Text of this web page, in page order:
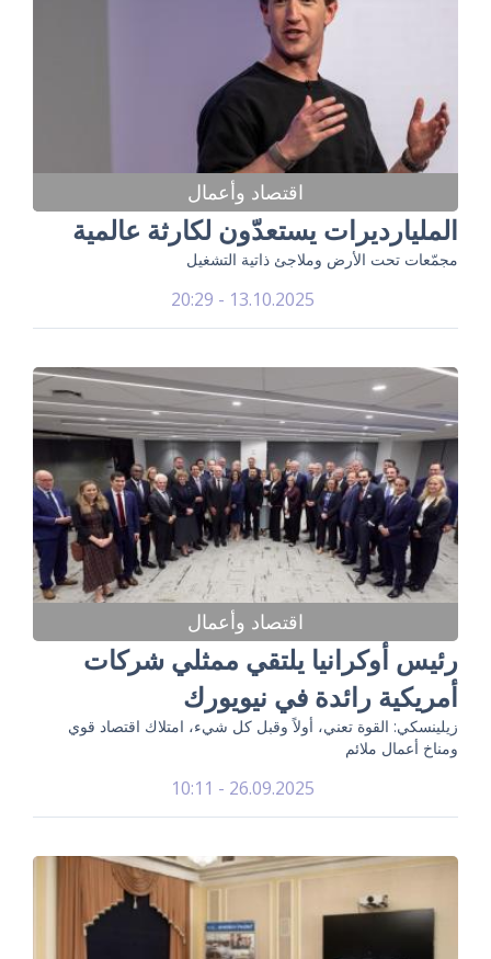
اقتصاد وأعمال
المليارديرات يستعدّون لكارثة عالمية
مجمّعات تحت الأرض وملاجئ ذاتية التشغيل
13.10.2025 - 20:29
اقتصاد وأعمال
رئيس أوكرانيا يلتقي ممثلي شركات
أمريكية رائدة في نيويورك
زيلينسكي: القوة تعني، أولاً وقبل كل شيء، امتلاك اقتصاد قوي
ومناخ أعمال ملائم
26.09.2025 - 10:11